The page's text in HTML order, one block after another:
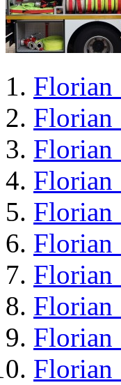
Florian
Florian
Florian
Florian
Florian
Florian
Florian
Florian
Florian
Florian